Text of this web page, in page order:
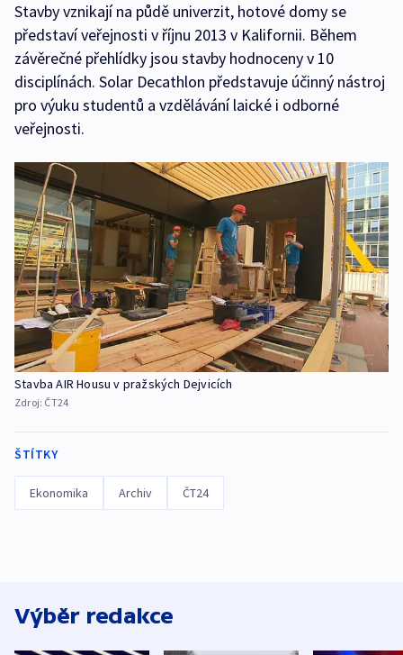
Stavby vznikají na půdě univerzit, hotové domy se
představí veřejnosti v říjnu 2013 v Kalifornii. Během
závěrečné přehlídky jsou stavby hodnoceny v 10
disciplínách. Solar Decathlon představuje účinný nástroj
pro výuku studentů a vzdělávání laické i odborné
veřejnosti.
Stavba AIR Housu v pražských Dejvicích
Zdroj: ČT24
ŠTÍTKY
Ekonomika Archiv ČT24
Výběr redakce